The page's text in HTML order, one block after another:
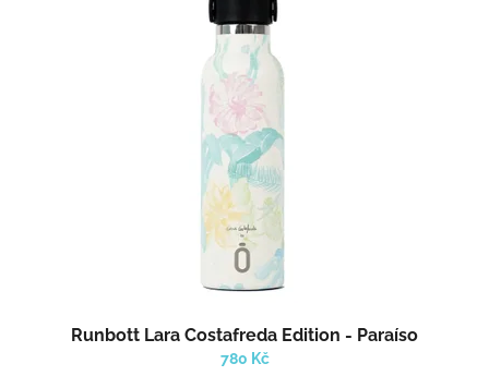
Runbott Lara Costafreda Edition - Paraíso
780 Kč